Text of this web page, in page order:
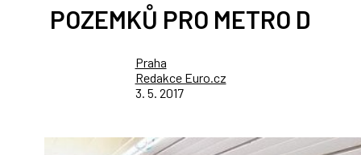
POZEMKŮ PRO METRO D
Praha
Redakce Euro.cz
3. 5. 2017